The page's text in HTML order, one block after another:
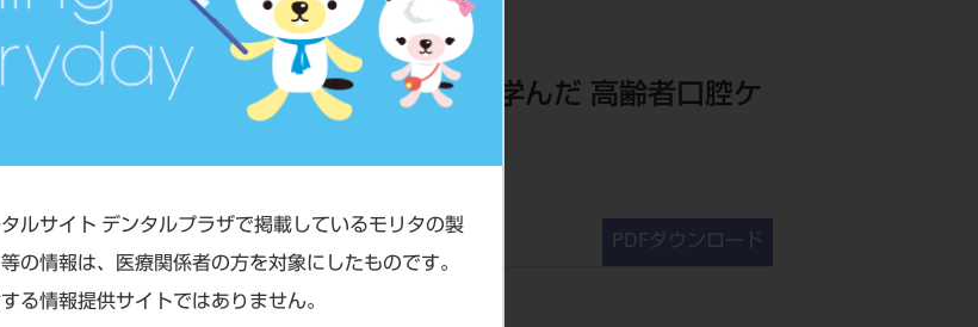
ルサイト デンタルプラザで掲載しているモリタの製
の情報は、医療関係者の方を対象にしたものです。
る情報提供サイトではありません。
の見せどころ～自身の介護経験から学んだ 高齢者口腔ケ
PDFダウンロード